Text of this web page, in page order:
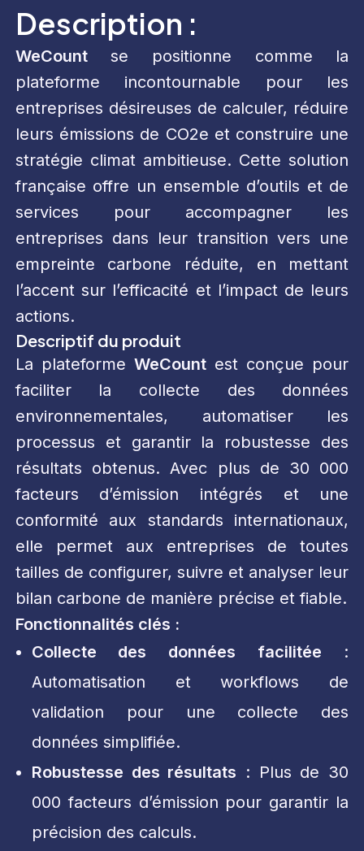
Description :
WeCountse positionne comme la
plateforme incontournable pour les
entreprises désireuses de calculer, réduire
leurs émissions de CO2e et construire une
stratégie climat ambitieuse. Cette solution
française offre un ensemble d’outils et de
services pour accompagner les
entreprises dans leur transition vers une
empreinte carbone réduite, en mettant
l’accent sur l’efficacité et l’impact de leurs
actions.
Descriptif du produit
La plateforme WeCountest conçue pour
faciliter la collecte des données
environnementales, automatiser les
processus et garantir la robustesse des
résultats obtenus. Avec plus de 30 000
facteurs d’émission intégrés et une
conformité aux standards internationaux,
elle permet aux entreprises de toutes
tailles de configurer, suivre et analyser leur
bilan carbone de manière précise et fiable.
Fonctionnalités clés :
Collecte des données facilitée :
Automatisation et workflows de
validation pour une collecte des
données simplifiée.
Robustesse des résultats : Plus de 30
000 facteurs d’émission pour garantir la
précision des calculs.